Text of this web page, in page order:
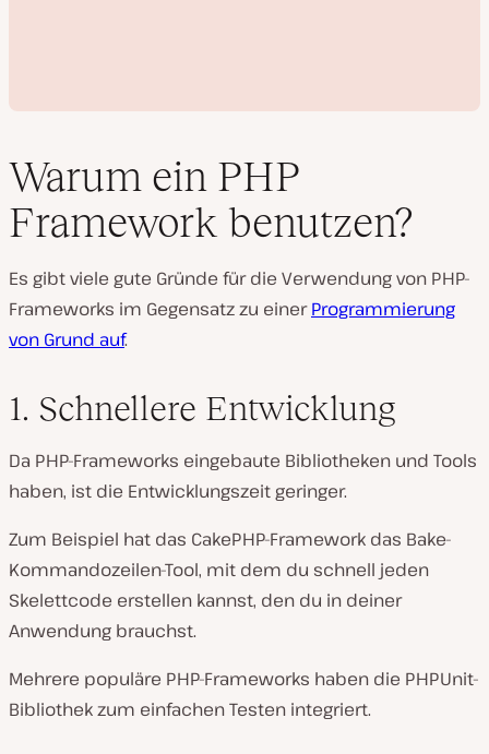
d
o
e
n
Warum ein PHP
Framework benutzen?
Es gibt viele gute Gründe für die Verwendung von PHP-
Frameworks im Gegensatz zu einerProgrammierung
von Grund auf.
1. Schnellere Entwicklung
Da PHP-Frameworks eingebaute Bibliotheken und Tools
haben, ist die Entwicklungszeit geringer.
Zum Beispiel hat das CakePHP-Framework das Bake-
Kommandozeilen-Tool, mit dem du schnell jeden
Skelettcode erstellen kannst, den du in deiner
Anwendung brauchst.
Mehrere populäre PHP-Frameworks haben die PHPUnit-
Bibliothek zum einfachen Testen integriert.